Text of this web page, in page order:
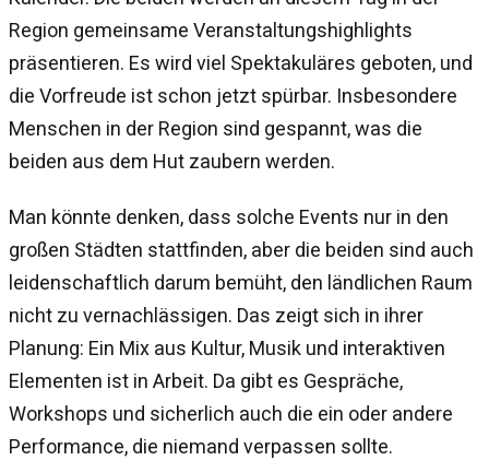
Region gemeinsame Veranstaltungshighlights
präsentieren. Es wird viel Spektakuläres geboten, und
die Vorfreude ist schon jetzt spürbar. Insbesondere
Menschen in der Region sind gespannt, was die
beiden aus dem Hut zaubern werden.
Man könnte denken, dass solche Events nur in den
großen Städten stattfinden, aber die beiden sind auch
leidenschaftlich darum bemüht, den ländlichen Raum
nicht zu vernachlässigen. Das zeigt sich in ihrer
Planung: Ein Mix aus Kultur, Musik und interaktiven
Elementen ist in Arbeit. Da gibt es Gespräche,
Workshops und sicherlich auch die ein oder andere
Performance, die niemand verpassen sollte.